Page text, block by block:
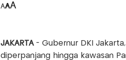
AAA
JAKARTA- Gubernur DKI
diperpanjang hingga kawasan